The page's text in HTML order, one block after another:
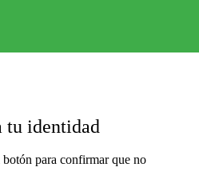
tu identidad
para confirmar que no